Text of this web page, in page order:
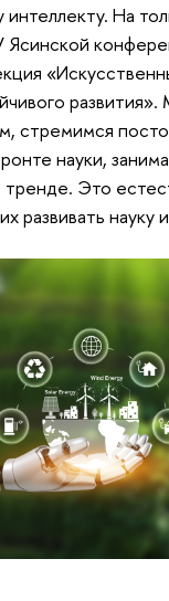
На
развития».
стремимся
науки,
Это
развивать науку